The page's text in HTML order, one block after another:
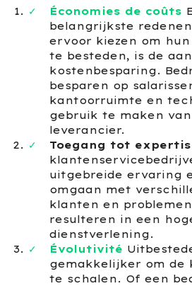
Économies de coûts
belangrijkste
ervoor kiezen om
te besteden, is de
kostenbesparing.
besparen op
kantoorruimte en
gebruik te maken
leverancier.
Toegang tot
uitgebreide ervaring
omgaan met
klanten en
resulteren in een
dienstverlening.
Évolutivité
gemakkelijker om de
te schalen. Of een